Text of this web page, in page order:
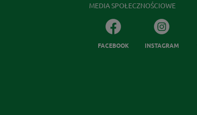
MEDIA SPOŁECZNOŚCIOWE
FACEBOOK INSTAGRAM